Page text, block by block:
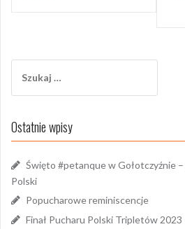
Ostatnie wpisy
Święto #petanque w Gołotczyźnie
Polski
Popucharowe reminiscencje
Finał Pucharu Polski Tripletów